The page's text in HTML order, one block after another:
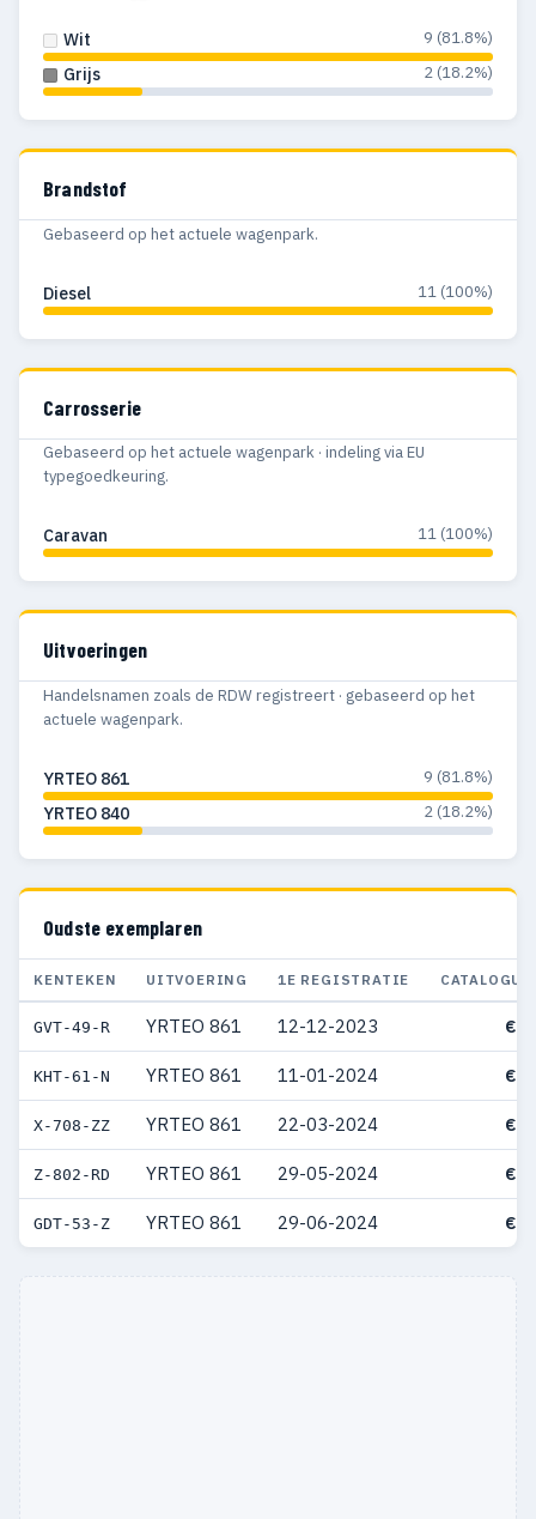
Wit 9 (81.8%)
Grijs 2 (18.2%)
Brandstof
Gebaseerd op het actuele wagenpark.
Diesel 11 (100%)
Carrosserie
Gebaseerd op het actuele wagenpark · indeling via EU
typegoedkeuring.
Caravan 11 (100%)
Uitvoeringen
Handelsnamen zoals de RDW registreert · gebaseerd op het
actuele wagenpark.
YRTEO 861 9 (81.8%)
YRTEO 840 2 (18.2%)
Oudste exemplaren
KENTEKEN UITVOERING 1E REGISTRATIE
GVT-49-R YRTEO 861 12-12-2023 €
KHT-61-N YRTEO 861 11-01-2024 €
X-708-ZZ YRTEO 861 22-03-2024 €
Z-802-RD YRTEO 861 29-05-2024 €
GDT-53-Z YRTEO 861 29-06-2024 €